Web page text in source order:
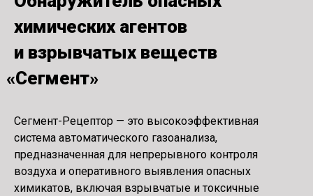
химических агентов
и взрывчатых веществ
«Сегмент»
Сегмент-Рецептор — это высокоэффективная
система автоматического газоанализа,
предназначенная для непрерывного контроля
воздуха и оперативного выявления опасных
химикатов, включая взрывчатые и токсичные